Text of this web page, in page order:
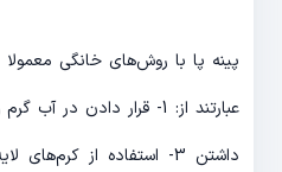
پینه پا با روش‌های خانگی